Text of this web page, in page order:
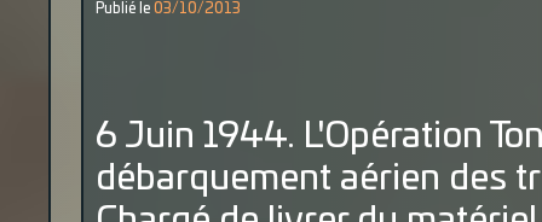
Publié le 03/10/2013
6 Juin 1944. L'Opération
débarquement aérien des